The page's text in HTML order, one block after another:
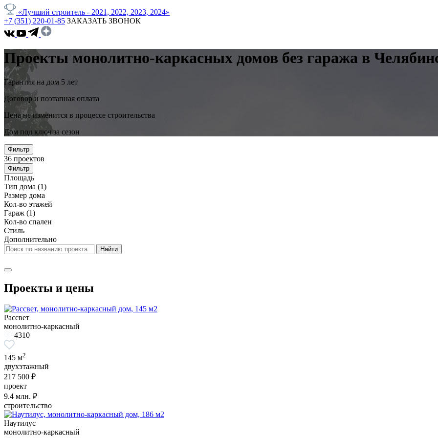
«Лучший строитель - 2021, 2022, 2023, 2024»
+7 (351) 220-01-85 ЗАКАЗАТЬ ЗВОНОК
Проекты монолитно-каркасных домов без гаража в
Гарантия на дом 5 лет
Договор и поэтапная оплата
Цена не изменится в процессе строительства
Дом под ключ за сезон
Фильтр
36 проектов
Фильтр
Площадь
Тип дома (1)
Размер дома
Кол-во этажей
Гараж (1)
Кол-во спален
Стиль
Дополнительно
Проекты и цены
Рассвет
монолитно-каркасный
4310
145 м2
двухэтажный
217 500 ₽
проект
9.4 млн. ₽
строительство
Наутилус
монолитно-каркасный